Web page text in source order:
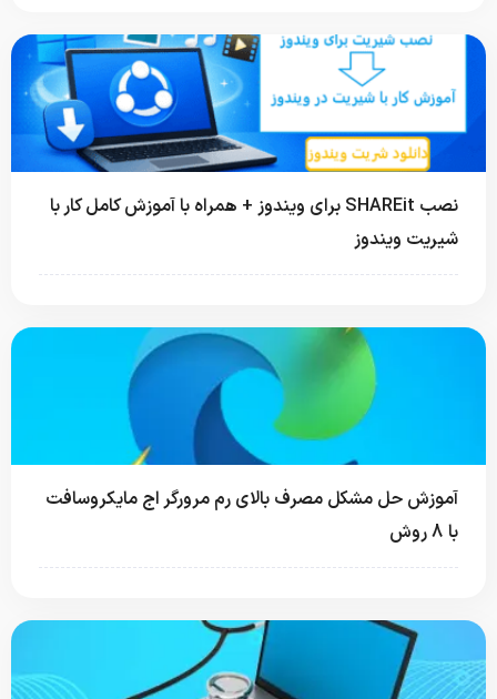
نصب SHAREit برای ویندوز + همراه با آموزش کامل کار با
شیریت ویندوز
آموزش حل مشکل مصرف بالای رم مرورگر اج مایکروسافت
با 8 روش